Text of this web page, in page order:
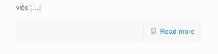
việc […]
Read more